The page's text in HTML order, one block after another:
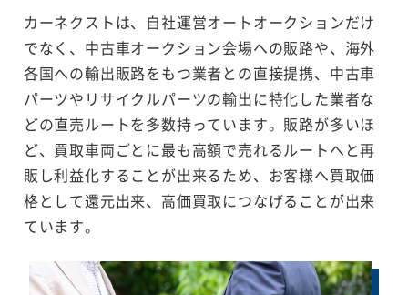
カーネクストは、自社運営オートオークションだけ
でなく、中古車オークション会場への販路や、海外
各国への輸出販路をもつ業者との直接提携、中古車
パーツやリサイクルパーツの輸出に特化した業者な
どの直売ルートを多数持っています。販路が多いほ
ど、買取車両ごとに最も高額で売れるルートへと再
販し利益化することが出来るため、お客様へ買取価
格として還元出来、高価買取につなげることが出来
ています。